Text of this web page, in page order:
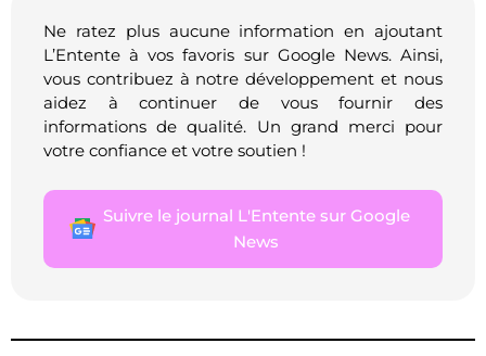
Ne ratez plus aucune information en ajoutant
L’Entente à vos favoris sur Google News. Ainsi,
vous contribuez à notre développement et nous
aidez à continuer de vous fournir des
informations de qualité. Un grand merci pour
votre confiance et votre soutien !
Suivre le journal L'Entente sur Google
News